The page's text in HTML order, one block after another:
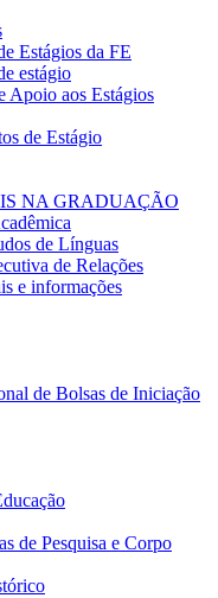
Estágios da FE
estágio
aos Estágios
de Estágio
NA GRADUAÇÃO
de Línguas
de Relações
e informações
de Bolsas de Iniciação
de Pesquisa e Corpo